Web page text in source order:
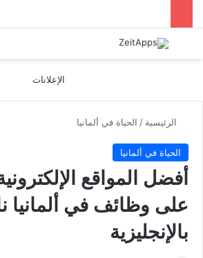
بحث عن
الإعلانات
الرئيسية / الحياة في ألمانيا
الحياة في ألمانيا
أفضل المواقع
على وظائف في ألمانيا
بالإنجليزية